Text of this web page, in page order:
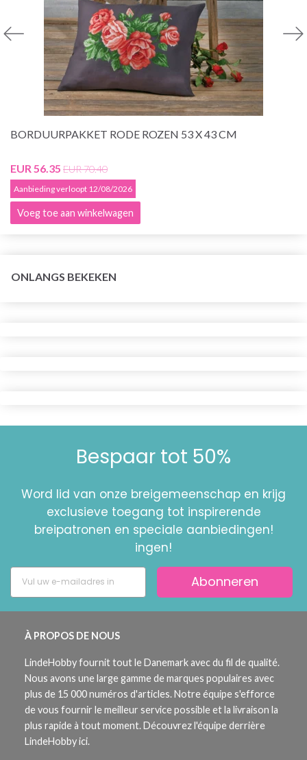
BORDUURPAKKET RODE ROZEN 53 X 43 CM
EUR 56.35 EUR 70.40
Aanbieding verloopt 12/08/2026
Voeg toe aan winkelwagen
ONLANGS BEKEKEN
Bespaar tot 50%
Word lid van onze breigemeenschap en krijg
exclusieve toegang tot inspirerende
breipatronen en speciale aanbiedingen!
ingen!
Abonneren
À PROPOS DE NOUS
LindeHobby fournit tout le Danemark avec du fil de qualité.
Nous avons une large gamme de marques populaires avec
plus de 15 000 numéros d'articles. Notre équipe s'efforce
de vous fournir le meilleur service possible et la livraison la
plus rapide à tout moment. Découvrez l'équipe derrière
LindeHobby ici.